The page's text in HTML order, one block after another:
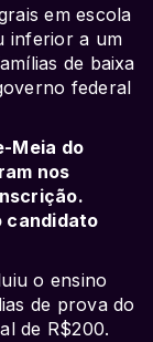
em escola
inferior a um
de baixa
federal
Meia do
nos
candidato
o ensino
de prova do
de R$200.